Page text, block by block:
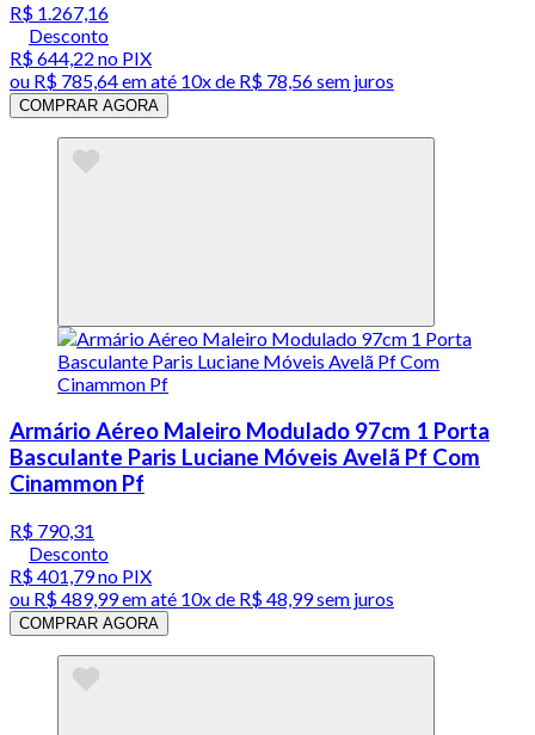
R$ 1.267,16
Desconto
R$ 644,22 no PIX
ou R$ 785,64em até 10x de R$ 78,56 sem juros
COMPRAR AGORA
Armário Aéreo Maleiro Modulado 97cm 1 Porta
Basculante Paris Luciane Móveis Avelã Pf Com
Cinammon Pf
R$ 790,31
Desconto
R$ 401,79no PIX
ou R$ 489,99em até 10x de R$ 48,99 sem juros
COMPRAR AGORA